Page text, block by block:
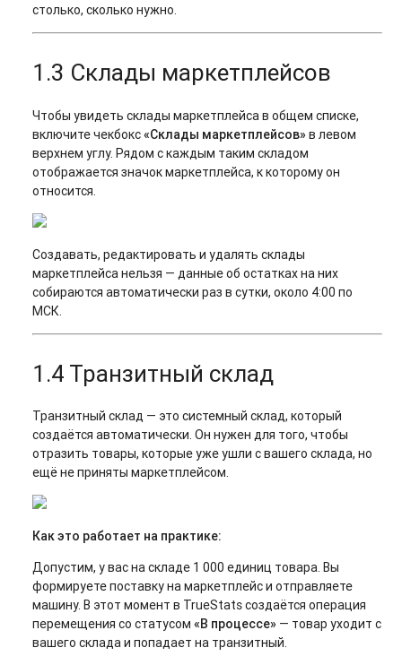
столько, сколько нужно.
1.3 Склады маркетплейсов
Чтобы увидеть склады маркетплейса в общем списке,
включите чекбокс«Склады маркетплейсов» в левом
верхнем углу. Рядом с каждым таким складом
отображается значок маркетплейса, к которому он
относится.
Создавать, редактировать и удалять склады
маркетплейса нельзя — данные об остатках на них
собираются автоматически раз в сутки, около 4:00 по
МСК.
1.4 Транзитный склад
Транзитный склад — это системный склад, который
создаётся автоматически. Он нужен для того, чтобы
отразить товары, которые уже ушли с вашего склада, но
ещё не приняты маркетплейсом.
Как это работает на практике:
Допустим, у вас на складе 1 000 единиц товара. Вы
формируете поставку на маркетплейс и отправляете
машину. В этот момент в TrueStats создаётся операция
перемещения со статусом«В процессе» — товар уходит с
вашего склада и попадает на транзитный.